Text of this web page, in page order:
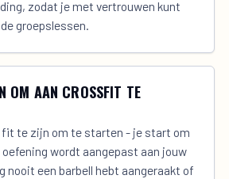
zodat je met vertrouwen kunt
groepslessen.
OM AAN CROSSFIT TE
te zijn om te starten - je start om
wordt aangepast aan jouw
nooit een barbell hebt aangeraakt of